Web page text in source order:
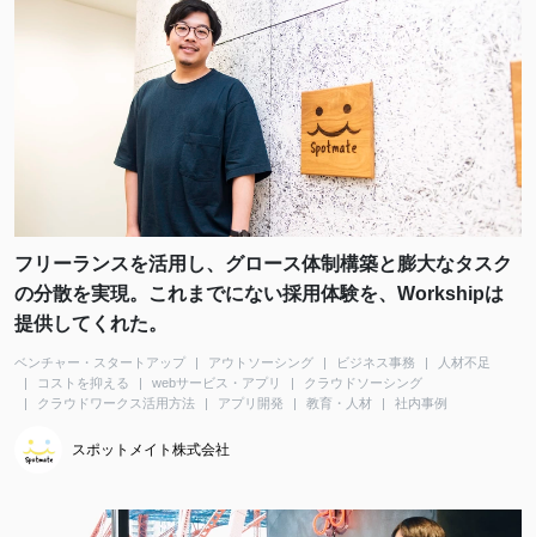
フリーランスを活用し、グロース体制構築と膨大なタスク
の分散を実現。これまでにない採用体験を、Workshipは
提供してくれた。
ベンチャー・スタートアップ アウトソーシング ビジネス事務
人材不足
コストを抑える
webサービス・アプリ
クラウドソーシング
クラウドワークス活用方法
アプリ開発 教育・人材 社内事例
スポットメイト株式会社